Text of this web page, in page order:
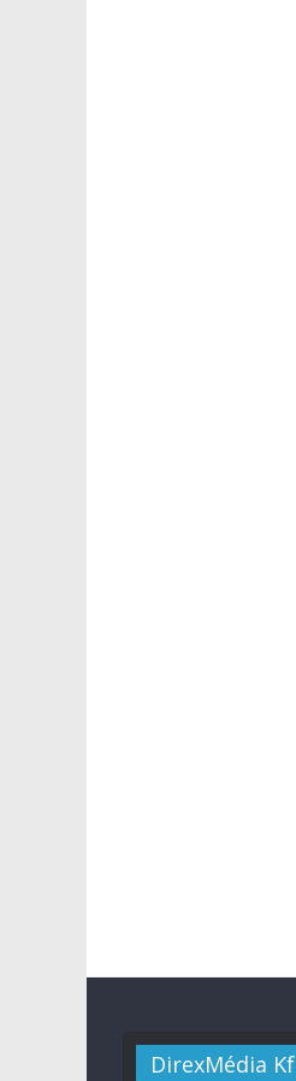
DirexMédia